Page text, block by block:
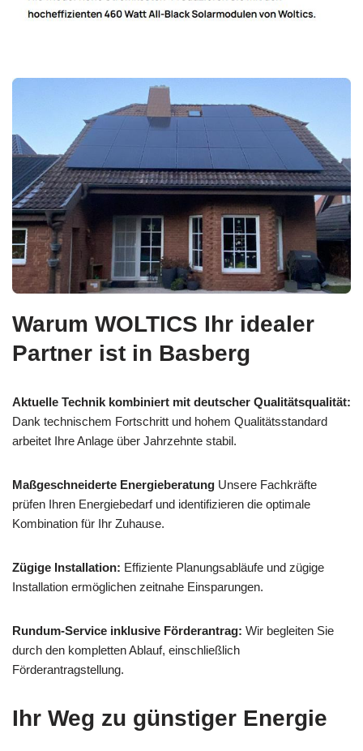
Warum WOLTICS Ihr idealer
Partner ist in Basberg
Aktuelle Technik kombiniert mit deutscher Qualitätsqualität:
Dank technischem Fortschritt und hohem Qualitätsstandard
arbeitet Ihre Anlage über Jahrzehnte stabil.
Maßgeschneiderte Energieberatung Unsere Fachkräfte
prüfen Ihren Energiebedarf und identifizieren die optimale
Kombination für Ihr Zuhause.
Zügige Installation: Effiziente Planungsabläufe und zügige
Installation ermöglichen zeitnahe Einsparungen.
Rundum-Service inklusive Förderantrag: Wir begleiten Sie
durch den kompletten Ablauf, einschließlich
Förderantragstellung.
Ihr Weg zu günstiger Energie